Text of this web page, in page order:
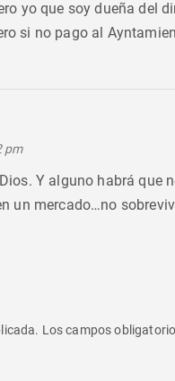
yo que soy dueña del
si no pago al
pm
Y alguno habrá que
un mercado…no
Los campos